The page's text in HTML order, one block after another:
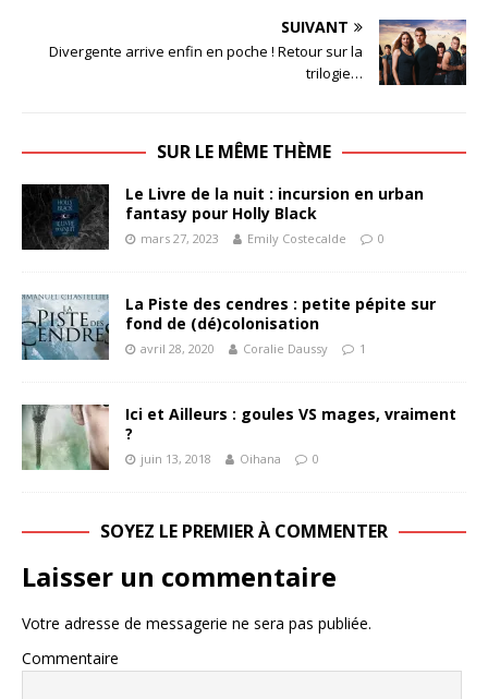
SUIVANT
Divergente arrive enfin en poche ! Retour sur la
trilogie…
SUR LE MÊME THÈME
Le Livre de la nuit : incursion en urban
fantasy pour Holly Black
mars 27, 2023 Emily Costecalde 0
La Piste des cendres : petite pépite sur
fond de (dé)colonisation
avril 28, 2020 Coralie Daussy 1
Ici et Ailleurs : goules VS mages, vraiment
?
juin 13, 2018 Oihana 0
SOYEZ LE PREMIER À COMMENTER
Laisser un commentaire
Votre adresse de messagerie ne sera pas publiée.
Commentaire